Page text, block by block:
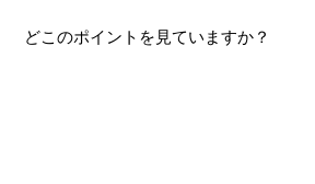
k
どこのポイントを見ていますか？